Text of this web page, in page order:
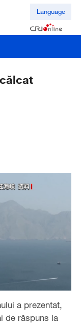
Language
a prezentat,
de răspuns la